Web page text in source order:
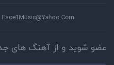
Face1Music@Yahoo.Com
عضو شوید و از آهنگ های